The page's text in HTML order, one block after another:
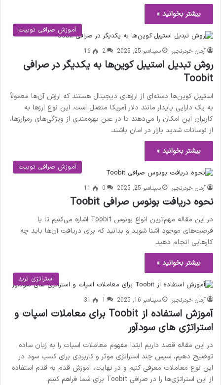
بیشتر بخوانید »
آموزش صرافی توبیت
آرمان خردرنجبر سپتامبر 25, 2025 2
16
روش تبدیل استیبل‌ کوین‌ها به یکدیگر در صرافی
Toobit
استیبل‌ کوین‌ها دسته‌ای از ارزهای دیجیتال هستند که ارزش آن‌ها معمولاً
به یک دارایی پایدار مانند دلار آمریکا متصل است. این نوع ارزها به
کاربران این امکان را می‌دهند تا در عین بهره‌مندی از ویژگی‌های رمزارزها،
از نوسانات شدید بازار در امان باشند.
بیشتر بخوانید »
آموزش صرافی توبیت
آرمان خردرنجبر سپتامبر 25, 2025 0
11
نحوه دریافت بونوس صرافی Toobit
در این مقاله مهم‌ترین انواع بونوس Toobit اشاره می‌کنیم تا با
فرصت‌های موجود آشنا شوید و بدانید که برای دریافت آن‌ها باید چه
کارهایی انجام دهید.
بیشتر بخوانید »
استراتژی‌ ترید
آرمان خردرنجبر سپتامبر 16, 2025 1
31
آموزش استفاده از Toobit برای معاملات اسپات و
استراتژی‌ های سودآور
در این مقاله قصد داریم ابتدا مفهوم معاملات اسپات را به زبان ساده
توضیح دهیم، سپس چند استراتژی موثر و کاربردی برای کسب سود در
این نوع معاملات معرفی کنیم و در نهایت، آموزش قدم به قدم استفاده
از این استراتژی‌ها را در صرافی Toobit برای شما فراهم کنیم.